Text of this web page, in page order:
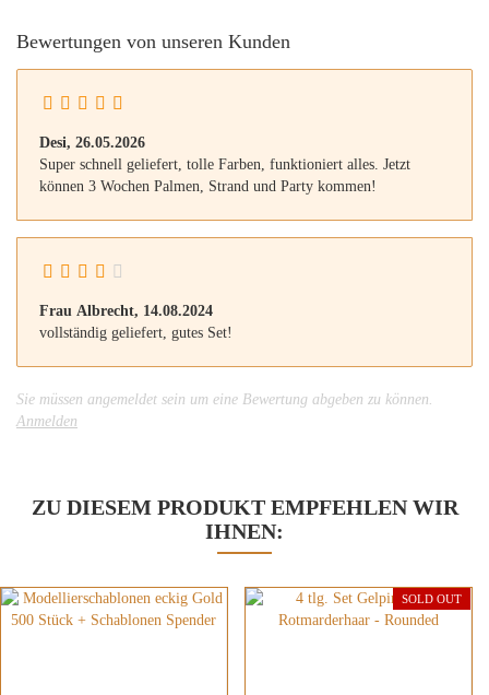
Bewertungen von unseren Kunden
Desi, 26.05.2026
Super schnell geliefert, tolle Farben, funktioniert alles. Jetzt
können 3 Wochen Palmen, Strand und Party kommen!
Frau Albrecht, 14.08.2024
vollständig geliefert, gutes Set!
Sie müssen angemeldet sein um eine Bewertung abgeben zu können.
Anmelden
ZU DIESEM PRODUKT EMPFEHLEN WIR
IHNEN:
SOLD OUT